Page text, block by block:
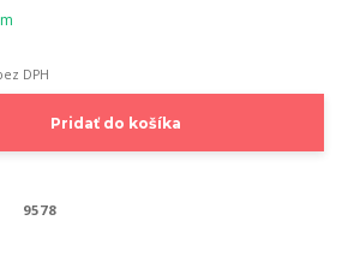
DPH
Pridať do košíka
9578